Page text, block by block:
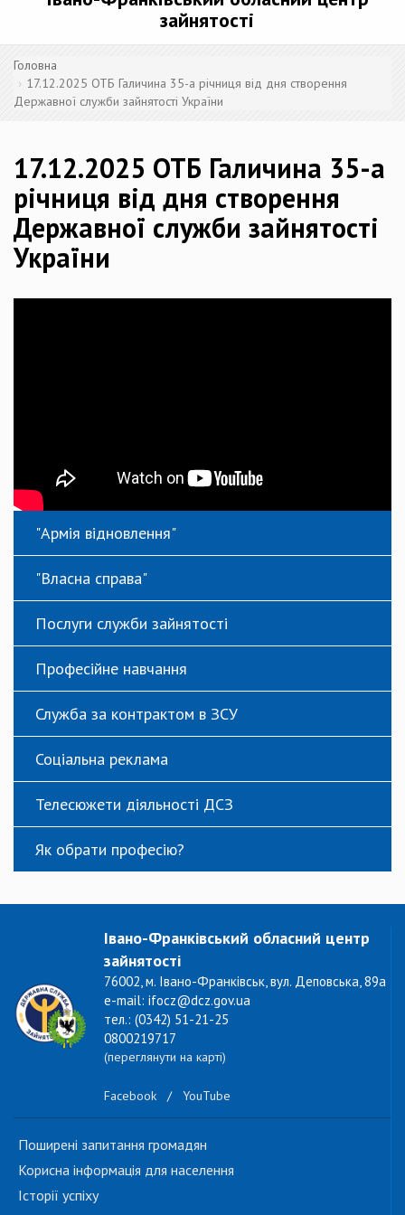
зайнятості
Головна
17.12.2025 ОТБ Галичина 35-а річниця від дня створення
Державної служби зайнятості України
17.12.2025 ОТБ Галичина 35-а
річниця від дня створення
Державної служби зайнятості
України
"Армія відновлення"
"Власна справа"
Послуги служби зайнятості
Професійне навчання
Служба за контрактом в ЗСУ
Соціальна реклама
Телесюжети діяльності ДСЗ
Як обрати професію?
Івано-Франківський обласний центр
зайнятості
76002, м. Івано-Франківськ, вул. Деповська, 89а
e-mail: ifocz@dcz.gov.ua
тел.: (0342) 51-21-25
0800219717
(переглянути на карті)
Facebook / YouTube
Поширені запитання громадян
Корисна інформація для населення
Історії успіху